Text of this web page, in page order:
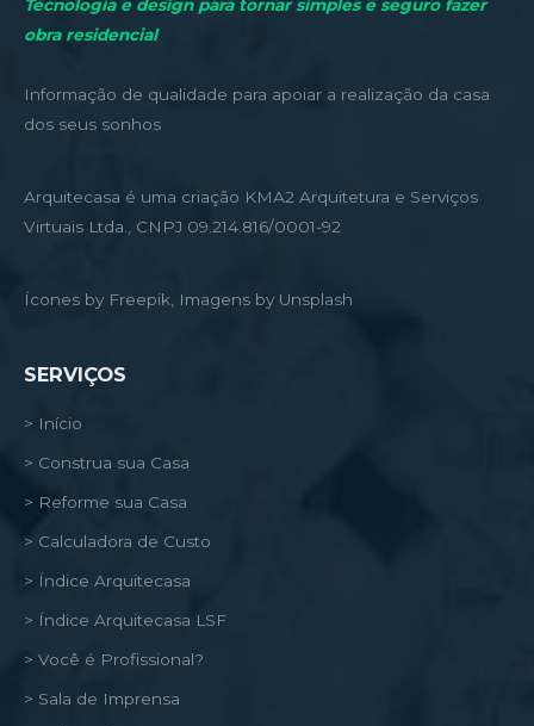
Tecnologia e design para tornar simples e seguro fazer
obra residencial
Informação de qualidade para apoiar a realização da casa
dos seus sonhos
Arquitecasa é uma criação KMA2 Arquitetura e Serviços
Virtuais Ltda., CNPJ 09.214.816/0001-92
Ícones by Freepik, Imagens by Unsplash
SERVIÇOS
> Início
> Construa sua Casa
> Reforme sua Casa
> Calculadora de Custo
> Índice Arquitecasa
> Índice Arquitecasa LSF
> Você é Profissional?
> Sala de Imprensa